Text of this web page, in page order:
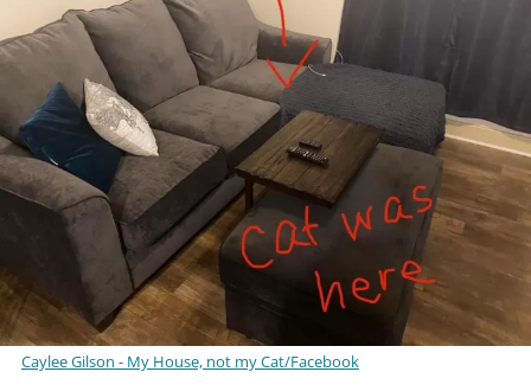
Caylee Gilson - My House, not my Cat/Facebook